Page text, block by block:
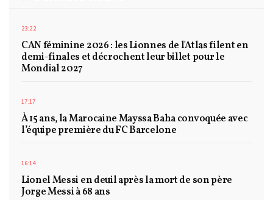
23:22
CAN féminine 2026 : les Lionnes de l'Atlas filent en
demi-finales et décrochent leur billet pour le
Mondial 2027
17:17
À 15 ans, la Marocaine Mayssa Baha convoquée avec
l’équipe première du FC Barcelone
16:14
Lionel Messi en deuil après la mort de son père
Jorge Messi à 68 ans